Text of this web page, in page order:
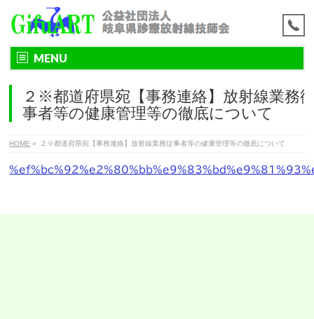
MENU
２※都道府県宛【事務連絡】放射線業務
事者等の健康管理等の徹底について
HOME » ２※都道府県宛【事務連絡】放射線業務従事者等の健康管理等の徹底について